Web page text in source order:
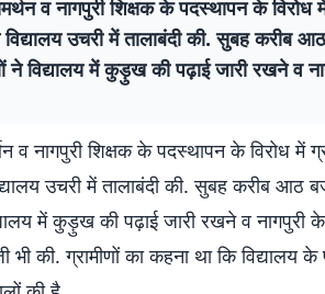
व नागपुरी शिक्षक के पदस्थापन के विरोध में
उचरी में तालाबंदी की. सुबह करीब
ने विद्यालय में कुड़ुख की पढ़ाई जारी रखने व
नागपुरी शिक्षक के पदस्थापन के विरोध में
उचरी में तालाबंदी की. सुबह करीब
में कुड़ुख की पढ़ाई जारी रखने व नागपुरी
की. ग्रामीणों का कहना था कि विद्यालय के